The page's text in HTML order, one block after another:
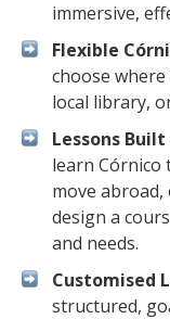
immersive,
Flexible
choose
local library,
Lessons
learn Córnico
move
design a
and needs.
Customised
structured,